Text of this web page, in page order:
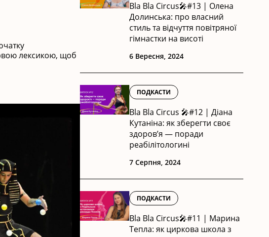
лексикою, щоб
Bla Bla Circus🎤#13 | Олена
Долинська: про власний
стиль та відчуття повітряної
гімнастки на висоті
6 Вересня, 2024
ПОДКАСТИ
Bla Bla Circus 🎤#12 | Діана
Кутаніна: як зберегти своє
здоров’я — поради
реабілітологині
7 Серпня, 2024
ПОДКАСТИ
Bla Bla Circus🎤#11 | Марина
Тепла: як циркова школа з